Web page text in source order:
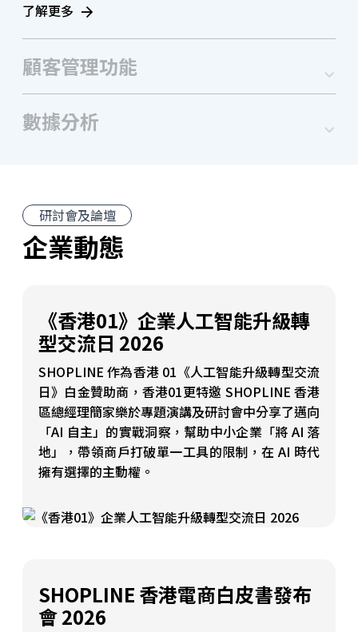
了解更多
顧客管理功能
數據分析
研討會及論壇
企業動態
《香港01》企業人工智能升級轉
型交流日 2026
SHOPLINE 作為香港 01《人工智能升級轉型交流
日》白金贊助商，香港01更特邀 SHOPLINE 香港
區總經理簡家樂於專題演講及研討會中分享了邁向
「AI 自主」的實戰洞察，幫助中小企業「將 AI 落
地」，帶領商戶打破單一工具的限制，在 AI 時代
擁有選擇的主動權。
SHOPLINE 香港電商白皮書發布
會 2026